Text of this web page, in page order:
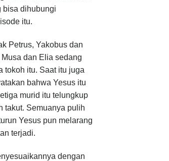
bisa dihubungi
itu.
Petrus, Yakobus dan
dan Elia sedang
tokoh itu. Saat itu juga
bahwa Yesus itu
murid itu telungkup
takut. Semuanya pulih
Yesus pun melarang
terjadi.
dengan